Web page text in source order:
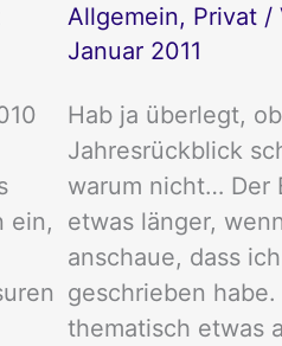
ein,
Allgemein, Privat /
Januar 2011
Hab ja überlegt,
Jahresrückblick
warum nicht… Der
etwas länger,
anschaue, dass
geschrieben
thematisch etwas
1:
Ehrenamt/Politik